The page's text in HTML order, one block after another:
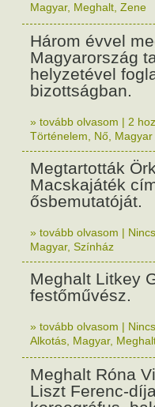
Magyar, Meghalt Zene
Három évvel
Magyarország
helyzetével
bizottságban.
» tovább olvasom | 2
Történelem
Nő Magyar
Megtartották
Macskajáték
ősbemutatóját.
» tovább olvasom |
Magyar, Színház
Meghalt Litkey
festőművész.
» tovább olvasom |
Alkotás Magyar,
Meghalt Róna
Liszt Ferenc-